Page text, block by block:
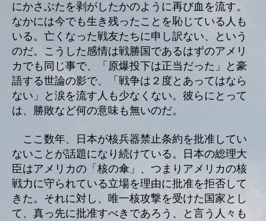
にかさぶたを剥がしたかのように再び血を流す。
なかには今でも生き残ったことを恥じている人も
いる。亡くなった戦友たちに申し訳ない、という
のだ。こうした感情は戦勝国であるはずのアメリ
カでも同じ事で、「原爆投下は正当だった」と豪
語する世論の影で、「戦争は２度とあってはなら
ない」と涙を流す人も少なくない。彼らにとって
は、勝敗など何の意味も無いのだ。
ここ数年、日本が核兵器禁止条約を批准してい
ないことが話題になり続けている。日本の総理大
臣はアメリカの「核の傘」、つまりアメリカの核
戦力に守られている立場を理由に批准を拒否して
きた。それに対し、唯一核攻撃を受けた国家とし
て、真っ先に批准すべきであろう、と言う人々も